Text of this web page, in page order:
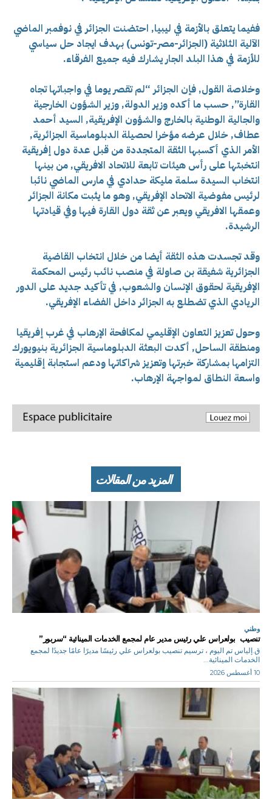
ففيما يتعلق بالأزمة في ليبيا, احتضنت الجزائر في نوفمبر الماضي
الآلية الثلاثية (الجزائر-مصر-تونس) بهدف ايجاد حل سياسي
للأزمة في هذا البلد الجار يشارك فيه جميع الفرقاء.
وخلاصة القول, فإن الجزائر “لم تقصر يوما في واجباتها تجاه
القارة”, حسب ما أكده وزير الدولة, وزير الشؤون الخارجية
والجالية الوطنية بالخارج والشؤون الإفريقية, السيد أحمد
عطاف, خلال عرضه مؤخرا لحصيلة الدبلوماسية الجزائرية,
الأمر الذي أكسبها الثقة المتجددة من قبل عدة دول إفريقية
انتخبتها على رأس هيئات تابعة للاتحاد الافريقي, من بينها
انتخاب السيدة سلمة مليكة حدادي في مارس الماضي نائبا
لرئيس مفوضية الاتحاد الإفريقي, وهو ما يثبت مكانة الجزائر
وعمقها الافريقي ويعبر عن ثقة دول القارة فيها وفي قيادتها
الرشيدة.
وقد تجسدت هذه الثقة أيضا من خلال انتخاب القاضية
الجزائرية شفيقة بن صاولة في منصب نائب رئيس المحكمة
الإفريقية لحقوق الإنسان والشعوب, في تأكيد جديد على الدور
الريادي الذي تضطلع به الجزائر داخل الفضاء الإفريقي.
وحول تعزيز التعاون الإقليمي لمكافحة الإرهاب في غرب إفريقيا
ومنطقة الساحل, أكدت البعثة الدبلوماسية الجزائرية بنيويورك
التزامها بمشاركة خبرتها وتعزيز شراكاتها ودعم استجابة إقليمية
واسعة النطاق لمواجهة الإرهاب.
المزيد من المقالات
وطني
تنصيب بولعراس علي رئيس مدير عام لمجمع الخدمات المينائية “سربور”
ق.إلياس تم اليوم ، ترسيم تنصيب بولعراس علي رئيسًا مديرًا عامًا جديدًا لمجمع
الخدمات المينائية...
10 أغسطس 2026